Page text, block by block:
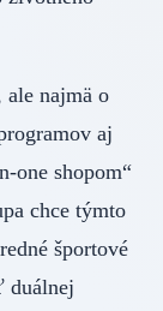
najmä o
aj
one shopom“
chce týmto
športové
duálnej